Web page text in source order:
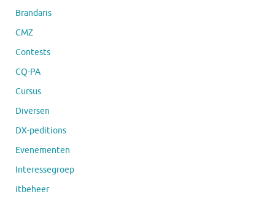
Brandaris
CMZ
Contests
CQ-PA
Cursus
Diversen
DX-peditions
Evenementen
Interessegroep
itbeheer